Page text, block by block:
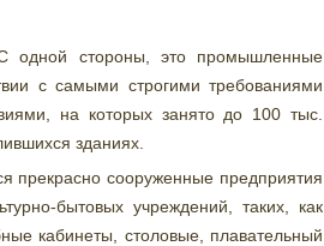
С одной стороны, это промышленные
с самыми строгими требованиями
на которых занято до 100 тыс.
зданиях.
прекрасно сооруженные предприятия
бытовых учреждений, таких, как
кабинеты, столовые, плавательный